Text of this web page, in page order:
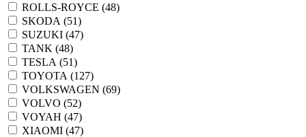
ROLLS-ROYCE (48)
SKODA (51)
SUZUKI (47)
TANK (48)
TESLA (51)
TOYOTA (127)
VOLKSWAGEN (69)
VOLVO (52)
VOYAH (47)
XIAOMI (47)